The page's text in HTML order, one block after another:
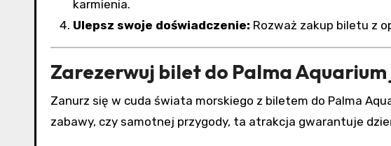
karmienia.
Ulepsz swoje doświadczenie: Rozważ zakup biletu z
Zarezerwuj bilet do Palma Aquarium
Zanurz się w cuda świata morskiego z biletem do Palma
zabawy, czy samotnej przygody, ta atrakcja gwarantuje